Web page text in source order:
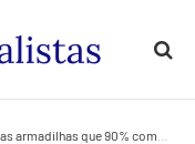
que 90% cometem